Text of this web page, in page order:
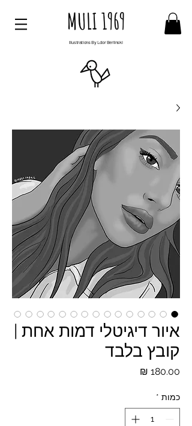
MULI 1969
Illustrations By Ldor Berlinski
איור דיגיטלי דמות אחת |
קובץ בלבד
כמות *